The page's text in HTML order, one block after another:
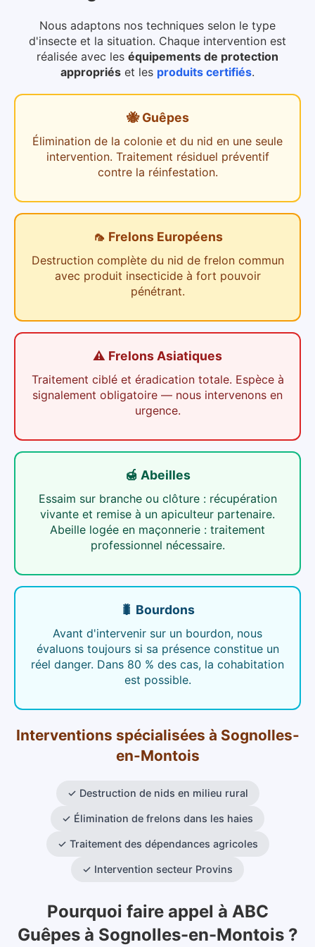
Nous adaptons nos techniques selon le type
d'insecte et la situation. Chaque intervention est
réalisée avec les équipements de protection
appropriés et les produits certifiés.
🐝 Guêpes
Élimination de la colonie et du nid en une seule
intervention. Traitement résiduel préventif
contre la réinfestation.
🦟 Frelons Européens
Destruction complète du nid de frelon commun
avec produit insecticide à fort pouvoir
pénétrant.
⚠️ Frelons Asiatiques
Traitement ciblé et éradication totale. Espèce à
signalement obligatoire — nous intervenons en
urgence.
🍯 Abeilles
Essaim sur branche ou clôture : récupération
vivante et remise à un apiculteur partenaire.
Abeille logée en maçonnerie : traitement
professionnel nécessaire.
🐛 Bourdons
Avant d'intervenir sur un bourdon, nous
évaluons toujours si sa présence constitue un
réel danger. Dans 80 % des cas, la cohabitation
est possible.
Interventions spécialisées à Sognolles-
en-Montois
✓ Destruction de nids en milieu rural
✓ Élimination de frelons dans les haies
✓ Traitement des dépendances agricoles
✓ Intervention secteur Provins
Pourquoi faire appel à ABC
Guêpes à Sognolles-en-Montois ?